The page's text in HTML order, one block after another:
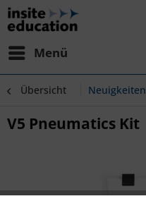
Menü
Übersicht Neuigkeiten
V5 Pneumatics Kit